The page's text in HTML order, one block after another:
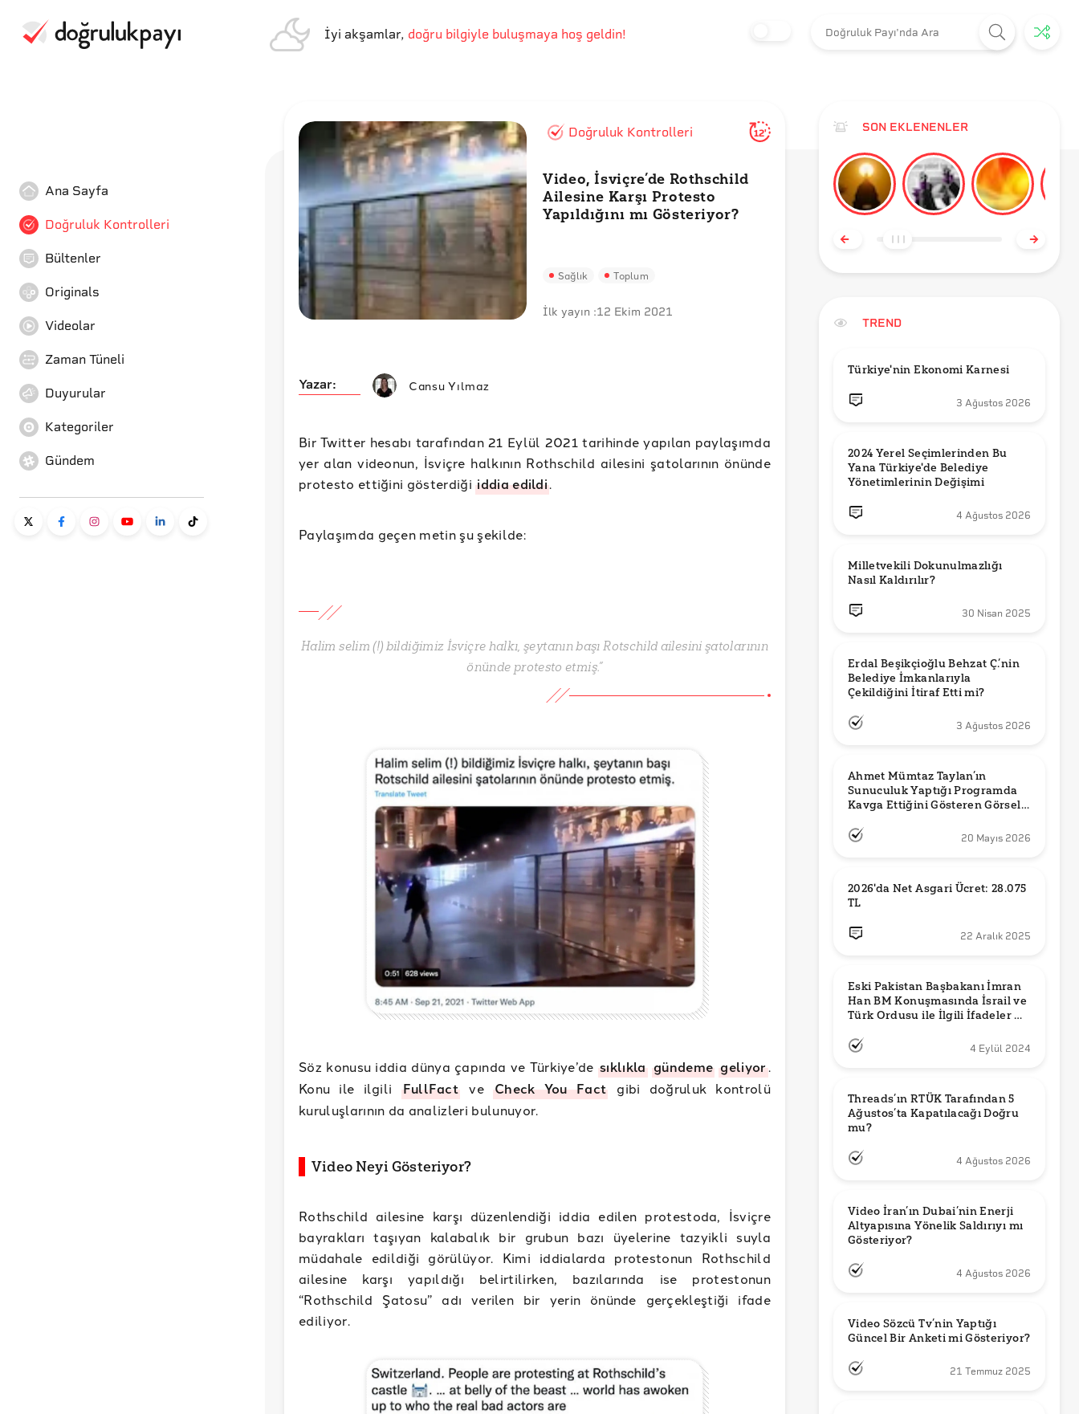
İyi akşamlar, doğru bilgiyle buluşmaya hoş geldin!
Ana Sayfa
Doğruluk Kontrolleri
Bültenler
Originals
Videolar
Zaman Tüneli
Duyurular
Kategoriler
Gündem
Doğruluk Kontrolleri 12'
Video, İsviçre’de Rothschild
Ailesine Karşı Protesto
Yapıldığını mı Gösteriyor?
Sağlık Toplum
İlk yayın :12 Ekim 2021
Yazar: Cansu Yılmaz
Bir Twitter hesabı tarafından 21 Eylül 2021 tarihinde yapılan paylaşımda
yer alan videonun, İsviçre halkının Rothschild ailesini şatolarının önünde
protesto ettiğini gösterdiğiiddia edildi.
Paylaşımda geçen metin şu şekilde:
Halim selim (!) bildiğimiz İsviçre halkı, şeytanın başı Rotschild ailesini şatolarının
önünde protesto etmiş.”
Söz konusu iddia dünya çapında ve Türkiye’desıklıkla gündeme geliyor.
Konu ile ilgili FullFact veCheck You Fact gibi doğruluk kontrolü
kuruluşlarının da analizleri bulunuyor.
Video Neyi Gösteriyor?
Rothschild ailesine karşı düzenlendiği iddia edilen protestoda, İsviçre
bayrakları taşıyan kalabalık bir grubun bazı üyelerine tazyikli suyla
müdahale edildiği görülüyor. Kimi iddialarda protestonun Rothschild
ailesine karşı yapıldığı belirtilirken, bazılarında ise protestonun
“Rothschild Şatosu” adı verilen bir yerin önünde gerçekleştiği ifade
ediliyor.
SON EKLENENLER
TREND
Türkiye'nin Ekonomi Karnesi
3 Ağustos 2026
2024 Yerel Seçimlerinden Bu
Yana Türkiye'de Belediye
Yönetimlerinin Değişimi
4 Ağustos 2026
Milletvekili Dokunulmazlığı
Nasıl Kaldırılır?
30 Nisan 2025
Erdal Beşikçioğlu Behzat Ç.’nin
Belediye İmkanlarıyla
3 Ağustos 2026
Ahmet Mümtaz Taylan’ın
Sunuculuk Yaptığı Programda
Kavga Ettiğini Gösteren Görsel
20 Mayıs 2026
2026'da Net Asgari Ücret: 28.075
TL
22 Aralık 2025
Eski Pakistan Başbakanı İmran
Han BM Konuşmasında İsrail ve
Türk Ordusu ile İlgili İfadeler mi
4 Eylül 2024
Threads’ın RTÜK Tarafından 5
Ağustos’ta Kapatılacağı Doğru
mu?
4 Ağustos 2026
Video İran’ın Dubai’nin Enerji
Altyapısına Yönelik Saldırıyı mı
Gösteriyor?
4 Ağustos 2026
Video Sözcü Tv’nin Yaptığı
Güncel Bir Anketi mi Gösteriyor?
21 Temmuz 2025